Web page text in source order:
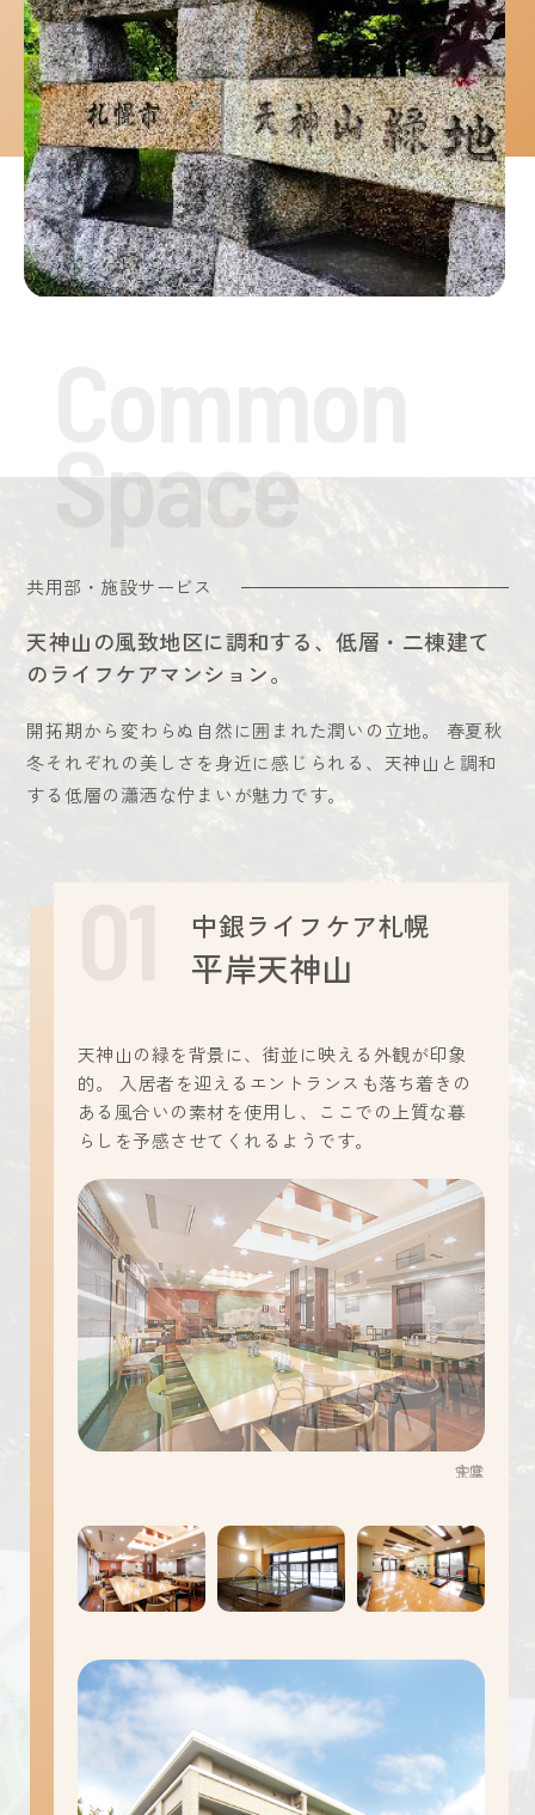
共用部・施設サービス
天神山の風致地区に調和する、低層・二棟建て
のライフケアマンション。
開拓期から変わらぬ自然に囲まれた潤いの立地。
春夏秋
冬それぞれの美しさを身近に感じられる、天神山と調和
する低層の瀟洒な佇まいが魅力です。
中銀ライフケア札幌
平岸天神山
天神山の緑を背景に、街並に映える外観が印象
的。
入居者を迎えるエントランスも落ち着きの
ある風合いの素材を使用し、ここでの上質な暮
らしを予感させてくれるようです。
中庭
食堂